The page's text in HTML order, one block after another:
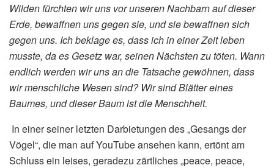
Wilden fürchten wir uns vor unseren Nachbarn auf dieser
Erde, bewaffnen uns gegen sie, und sie bewaffnen sich
gegen uns. Ich beklage es, dass ich in einer Zeit leben
musste, da es Gesetz war, seinen Nächsten zu töten. Wann
endlich werden wir uns an die Tatsache gewöhnen, dass
wir menschliche Wesen sind? Wir sind Blätter eines
Baumes, und dieser Baum ist die Menschheit.
In einer seiner letzten Darbietungen des „Gesangs der
Vögel“, die man auf YouTube ansehen kann, ertönt am
Schluss ein leises, geradezu zärtliches „peace, peace,